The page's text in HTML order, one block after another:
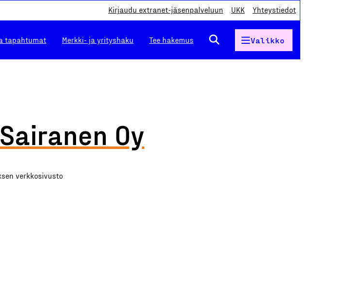
Kirjaudu extranet-jäsenpalveluun UKK Yhteystiedot
tapahtumat Merkki- ja yrityshaku Tee hakemus Valikko
Oy
verkkosivusto